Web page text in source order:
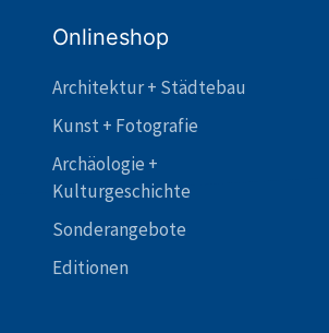
Onlineshop
Architektur + Städtebau
Kunst + Fotografie
Archäologie +
Kulturgeschichte
Sonderangebote
Editionen